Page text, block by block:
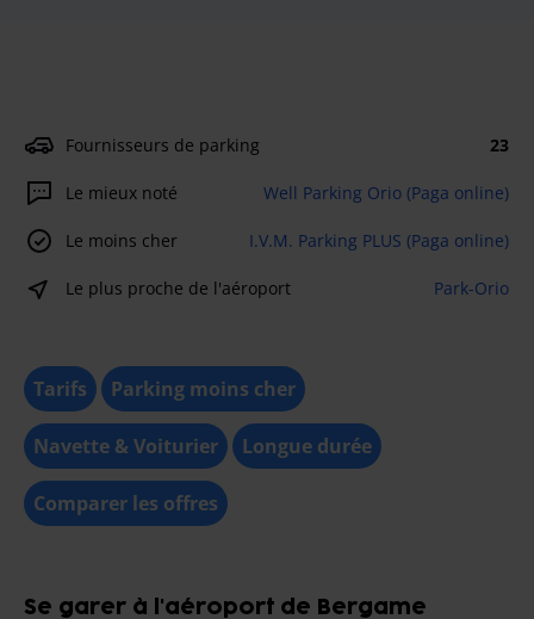
Fournisseurs de parking 23
Le mieux noté Well Parking Orio (Paga online)
Le moins cher I.V.M. Parking PLUS (Paga online)
Le plus proche de l'aéroport Park-Orio
Tarifs Parking moins cher
Navette & Voiturier Longue durée
Comparer les offres
Se garer à l'aéroport de Bergame